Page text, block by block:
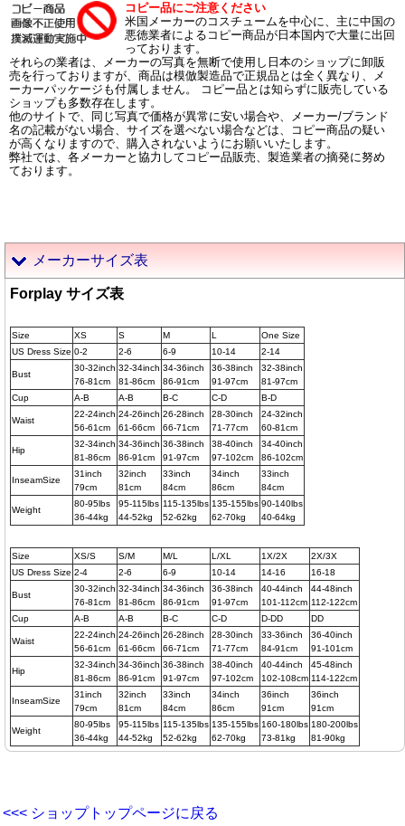
コピー品にご注意ください
米国メーカーのコスチュームを中心に、主に中国の
悪徳業者によるコピー商品が日本国内で大量に出回
っております。
それらの業者は、メーカーの写真を無断で使用し日本のショップに卸販
売を行っておりますが、商品は模倣製造品で正規品とは全く異なり、メ
ーカーパッケージも付属しません。 コピー品とは知らずに販売している
ショップも多数存在します。
他のサイトで、同じ写真で価格が異常に安い場合や、メーカー/ブランド
名の記載がない場合、サイズを選べない場合などは、コピー商品の疑い
が高くなりますので、購入されないようにお願いいたします。
弊社では、各メーカーと協力してコピー品販売、製造業者の摘発に努め
ております。
メーカーサイズ表
Forplay サイズ表
Size XS S M L
One Size
US Dress Size 0-2 2-6 6-9 10-14 2-14
Bust
30-32inch
76-81cm
32-34inch
81-86cm
34-36inch
86-91cm
36-38inch
91-97cm
32-38inch
81-97cm
Cup
A-B A-B B-C C-D B-D
Waist
22-24inch
56-61cm
24-26inch
61-66cm
26-28inch
66-71cm
28-30inch
71-77cm
24-32inch
60-81cm
Hip
32-34inch
81-86cm
34-36inch
86-91cm
36-38inch
91-97cm
38-40inch
97-102cm
34-40inch
86-102cm
InseamSize
31inch
79cm
32inch
81cm
33inch
84cm
34inch
86cm
33inch
84cm
Weight
80-95lbs
36-44kg
95-115lbs
44-52kg
115-135lbs
52-62kg
135-155lbs
62-70kg
90-140lbs
40-64kg
Size XS/S S/M M/L L/XL 1X/2X
2X/3X
US Dress Size 2-4 2-6 6-9 10-14 14-16 16-18
Bust
30-32inch
76-81cm
32-34inch
81-86cm
34-36inch
86-91cm
36-38inch
91-97cm
40-44inch
101-112cm
44-48inch
112-122cm
Cup
A-B A-B B-C C-D D-DD DD
Waist
22-24inch
56-61cm
24-26inch
61-66cm
26-28inch
66-71cm
28-30inch
71-77cm
33-36inch
84-91cm
36-40inch
91-101cm
Hip
32-34inch
81-86cm
34-36inch
86-91cm
36-38inch
91-97cm
38-40inch
97-102cm
40-44inch
102-108cm
45-48inch
114-122cm
InseamSize
31inch
79cm
32inch
81cm
33inch
84cm
34inch
86cm
36inch
91cm
36inch
91cm
Weight
80-95lbs
36-44kg
95-115lbs
44-52kg
115-135lbs
52-62kg
135-155lbs
62-70kg
160-180lbs
73-81kg
180-200lbs
81-90kg
<<< ショップトップページに戻る